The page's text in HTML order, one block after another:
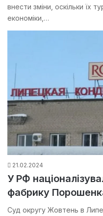
внести зміни, оскільки їх
економіки,…
21.02.2024
У РФ
фабрику
Суд округу Жовтень в